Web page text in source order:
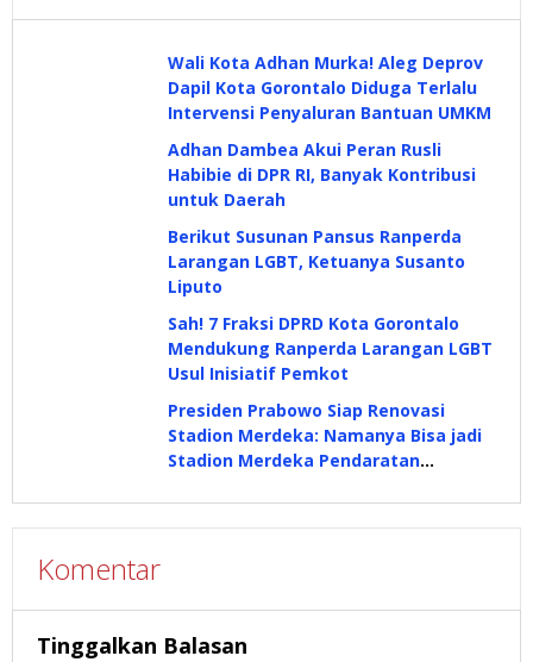
Wali Kota Adhan Murka! Aleg Deprov
Dapil Kota Gorontalo Diduga Terlalu
Intervensi Penyaluran Bantuan UMKM
Adhan Dambea Akui Peran Rusli
Habibie di DPR RI, Banyak Kontribusi
untuk Daerah
Berikut Susunan Pansus Ranperda
Larangan LGBT, Ketuanya Susanto
Liputo
Sah! 7 Fraksi DPRD Kota Gorontalo
Mendukung Ranperda Larangan LGBT
Usul Inisiatif Pemkot
Presiden Prabowo Siap Renovasi
Stadion Merdeka: Namanya Bisa jadi
Stadion Merdeka Pendaratan
Komentar
Tinggalkan Balasan